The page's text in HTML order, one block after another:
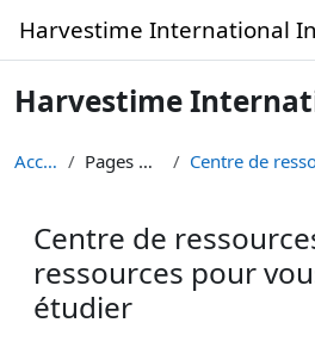
Harvestime International
Harvestime
Accueil Pages du site
Centre de
ressources pour
étudier